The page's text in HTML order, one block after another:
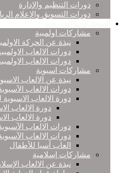
دورات التنظيم والإدارة
دورات التسويق والإعلام
مشاركات اولمبية
نبذة عن الحركة
دورات الالعاب
دورات الالعاب
مشاركات اسيوية
نبذة عن الالعاب
دورات الالعاب
دورة الالعاب
دورة الالعاب
دورة الالعاب
دورات الالعاب
دورات الالعاب
العاب آسيا للأطفال
مشاركات إسلامية
نبذة عن الالعاب